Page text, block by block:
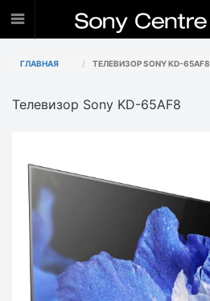
ГЛАВНАЯ ТЕЛЕВИЗОР SONY KD-65AF8
Телевизор Sony KD-65AF8